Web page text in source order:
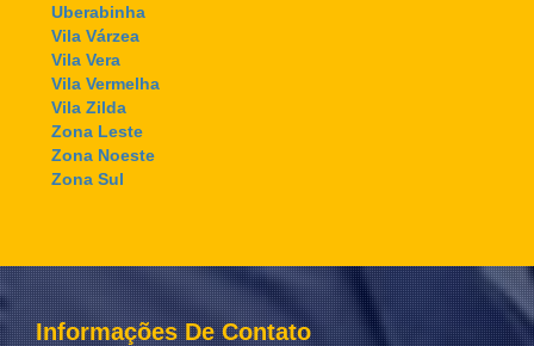
Uberabinha
Vila Várzea
Vila Vera
Vila Vermelha
Vila Zilda
Zona Leste
Zona Noeste
Zona Sul
Informações De Contato